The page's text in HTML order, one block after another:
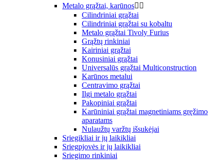
Metalo grąžtai, karūnos 
Cilindriniai grąžtai
Cilindriniai grąžtai su kobaltu
Metalo grąžtai Tivoly Furius
Grąžtų rinkiniai
Kairiniai grąžtai
Konusiniai grąžtai
Universalūs grąžtai Multiconstruction
Karūnos metalui
Centravimo grąžtai
Ilgi metalo grąžtai
Pakopiniai grąžtai
Karūniniai grąžtai magnetiniams gręžimo
aparatams
Nulaužtų varžtų išsukėjai
Sriegikliai ir jų laikikliai
Sriegpjovės ir jų laikikliai
Sriegimo rinkiniai